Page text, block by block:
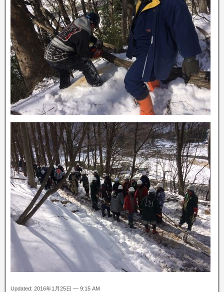
Updated: 2016年1月25日 — 9:15 AM